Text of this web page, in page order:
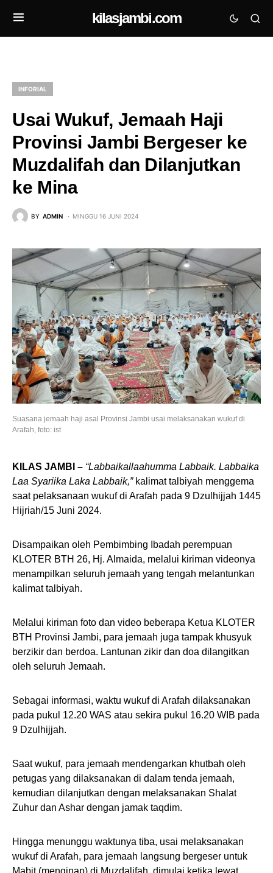
kilasjambi.com
INFORIAL
Usai Wukuf, Jemaah Haji
Provinsi Jambi Bergeser ke
Muzdalifah dan Dilanjutkan
ke Mina
BY ADMIN MINGGU 16 JUNI 2024
Suasana jemaah haji asal Provinsi Jambi usai melaksanakan wukuf di
Arafah, foto: ist
KILAS JAMBI – “Labbaikallaahumma Labbaik. Labbaika
Laa Syariika Laka Labbaik,”kalimat talbiyah menggema
saat pelaksanaan wukuf di Arafah pada 9 Dzulhijjah 1445
Hijriah/15 Juni 2024.
Disampaikan oleh Pembimbing Ibadah perempuan
KLOTER BTH 26, Hj. Almaida, melalui kiriman videonya
menampilkan seluruh jemaah yang tengah melantunkan
kalimat talbiyah.
Melalui kiriman foto dan video beberapa Ketua KLOTER
BTH Provinsi Jambi, para jemaah juga tampak khusyuk
berzikir dan berdoa. Lantunan zikir dan doa dilangitkan
oleh seluruh Jemaah.
Sebagai informasi, waktu wukuf di Arafah dilaksanakan
pada pukul 12.20 WAS atau sekira pukul 16.20 WIB pada
9 Dzulhijjah.
Saat wukuf, para jemaah mendengarkan khutbah oleh
petugas yang dilaksanakan di dalam tenda jemaah,
kemudian dilanjutkan dengan melaksanakan Shalat
Zuhur dan Ashar dengan jamak taqdim.
Hingga menunggu waktunya tiba, usai melaksanakan
wukuf di Arafah, para jemaah langsung bergeser untuk
Mabit (menginap) di Muzdalifah, dimulai ketika lewat